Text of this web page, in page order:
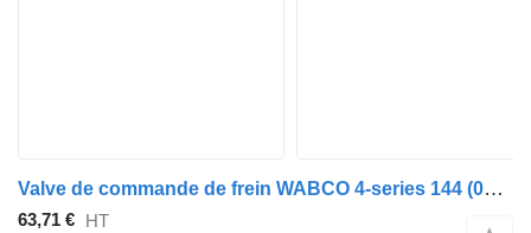
Valve de commande de frein WABCO 4-series 144 (01.95-12.04) 4729000620 pour tracteur routier Scania 4-series (1995-2006)
63,71 € HT